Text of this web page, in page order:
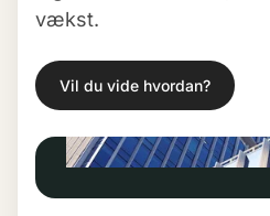
vækst.
Vil du vide hvordan?